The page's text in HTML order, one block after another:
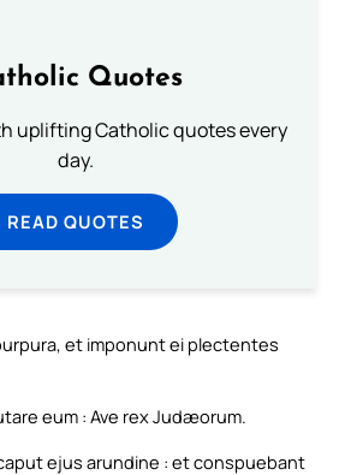
Quotes
uplifting Catholic quotes every
day.
READ QUOTES
et imponunt ei plectentes
eum : Ave rex Judæorum.
ejus arundine : et conspuebant